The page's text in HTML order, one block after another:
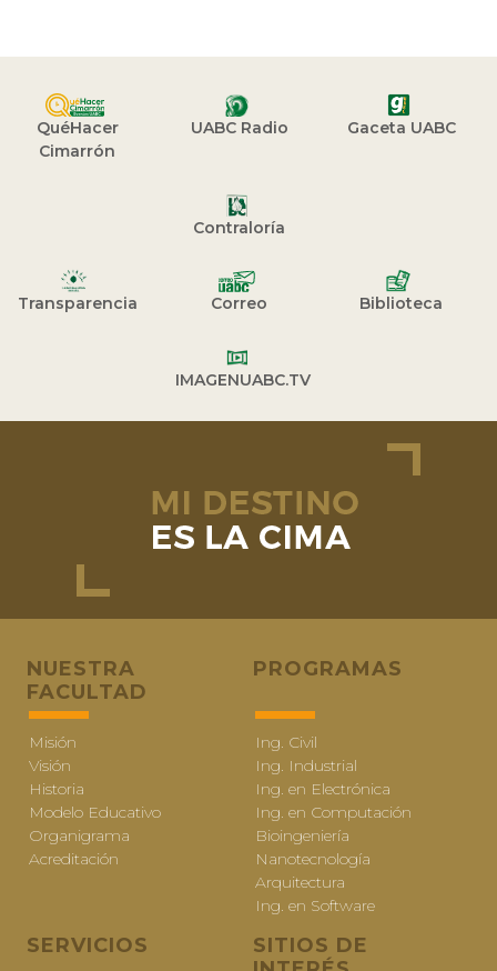
QuéHacer
Cimarrón
UABC Radio Gaceta UABC
Contraloría
Transparencia Correo Biblioteca
IMAGENUABC.TV
NUESTRA
FACULTAD
Misión
Visión
Historia
Modelo Educativo
Organigrama
Acreditación
PROGRAMAS
Ing. Civil
Ing. Industrial
Ing. en Electrónica
Ing. en Computación
Bioingeniería
Nanotecnología
Arquitectura
Ing. en Software
SERVICIOS
SITIOS DE